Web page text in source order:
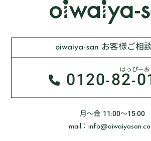
oiwaiya-san お客様ご相
0120-82-
はっぴー
月～金 11:00～15:00
mail：